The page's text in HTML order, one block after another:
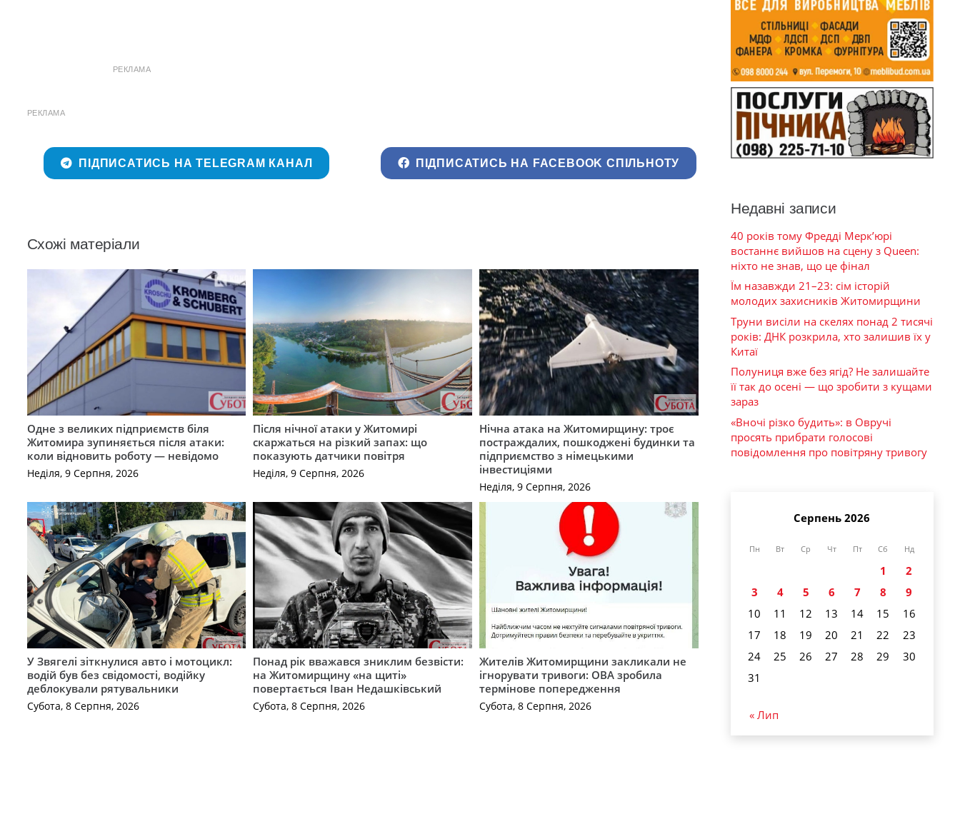
РЕКЛАМА
РЕКЛАМА
ПІДПИСАТИСЬ НА TELEGRAM КАНАЛ ПІДПИСАТИСЬ НА FACEBOOK СПІЛЬНОТУ
Схожі матеріали
Одне з великих підприємств біля
Житомира зупиняється після атаки:
коли відновить роботу — невідомо
Неділя, 9 Серпня, 2026
Після нічної атаки у Житомирі
скаржаться на різкий запах: що
показують датчики повітря
Неділя, 9 Серпня, 2026
Нічна атака на Житомирщину: троє
постраждалих, пошкоджені будинки та
підприємство з німецькими
інвестиціями
Неділя, 9 Серпня, 2026
У Звягелі зіткнулися авто і мотоцикл:
водій був без свідомості, водійку
деблокували рятувальники
Субота, 8 Серпня, 2026
Понад рік вважався зниклим безвісти:
на Житомирщину «на щиті»
повертається Іван Недашківський
Субота, 8 Серпня, 2026
Жителів Житомирщини закликали не
ігнорувати тривоги: ОВА зробила
термінове попередження
Субота, 8 Серпня, 2026
Недавні записи
40 років тому Фредді Мерк’юрі
востаннє вийшов на сцену з Queen:
ніхто не знав, що це фінал
Їм назавжди 21–23: сім історій
молодих захисників Житомирщини
Труни висіли на скелях понад 2 тисячі
років: ДНК розкрила, хто залишив їх у
Китаї
Полуниця вже без ягід? Не залишайте
її так до осені — що зробити з кущами
зараз
«Вночі різко будить»: в Овручі
просять прибрати голосові
повідомлення про повітряну тривогу
Серпень 2026
Пн Вт Ср Чт Пт Сб Нд
1
2
3
4 5 6 7 8
9
10
11 12 13 14 15
16
17
18 19 20 21 22
23
24
25 26 27 28 29
30
31
« Лип